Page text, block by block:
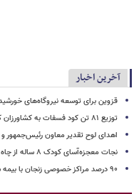
آخرین اخبار
قزوین برای توسعه نیروگاه‌های
توزیع ۸۱ تن کود فسفات به کشاورزان کرمان طی ۷ ماه گذشته
اهدای لوح تقدیر معاون رئیس‌جمهور و
نجات معجزه‌آسای کودک ۸ ساله از چاه ۱۶ متری در زنجان
۹۰ درصد مراکز خصوصی زنجان با بیمه سلامت قرارداد دارند